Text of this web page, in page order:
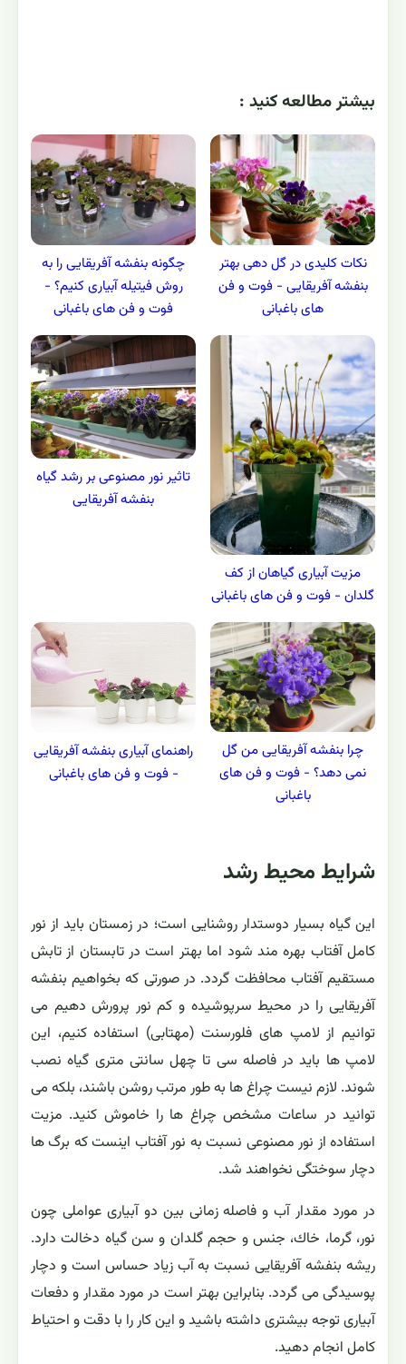
بيشتر مطالعه کنيد :
نکات کلیدی در گل دهی بهتر
بنفشه آفریقایی - فوت و فن
های باغبانی
بنفشه آفریقایی
چرا بنفشه آفریقایی من گل
نمی دهد؟ - فوت و فن های
باغبانی
راهنمای آبیاری بنفشه آفریقایی
- فوت و فن های باغبانی
شرایط محیط رشد
این گیاه بسیار دوستدار روشنایی است؛ در زمستان باید از نور
كامل آفتاب بهره مند شود اما بهتر است در تابستان از تابش
مستقیم آفتاب محافظت گردد. در صورتی كه بخواهیم بنفشه
آفریقایی را در محیط سرپوشیده و كم نور پرورش دهیم می
توانیم از لامپ های فلورسنت (مهتابی) استفاده كنیم، این
لامپ ها باید در فاصله سی تا چهل سانتی متری گیاه نصب
شوند. لازم نیست چراغ ها به طور مرتب روشن باشند، بلكه می